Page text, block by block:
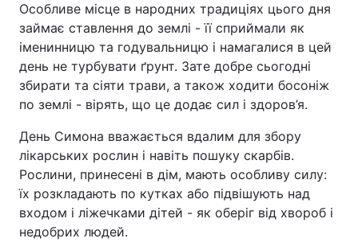
Особливе місце в народних традиціях цього дня
займає ставлення до землі - її сприймали як
іменинницю та годувальницю і намагалися в цей
день не турбувати ґрунт. Зате добре сьогодні
збирати та сіяти трави, а також ходити босоніж
по землі - вірять, що це додає сил і здоров’я.
День Симона вважається вдалим для збору
лікарських рослин і навіть пошуку скарбів.
Рослини, принесені в дім, мають особливу силу:
їх розкладають по кутках або підвішують над
входом і ліжечками дітей - як оберіг від хвороб і
недобрих людей.